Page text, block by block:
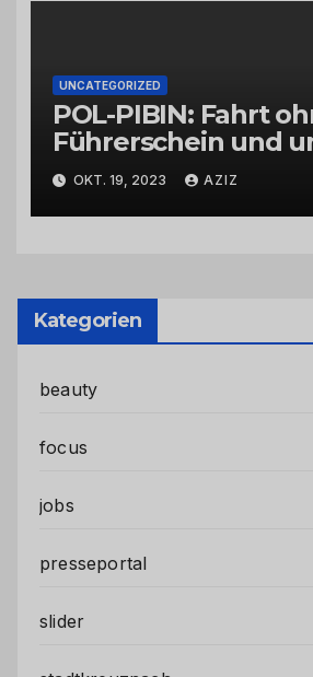
UNCATEGORIZED
POL-PIBIN: Fahrt
Führerschein und
Einfluss von Drogen
OKT. 19, 2023 AZIZ
Kategorien
beauty
focus
jobs
presseportal
slider